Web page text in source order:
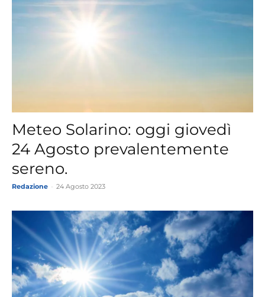
Meteo Solarino: oggi giovedì
24 Agosto prevalentemente
sereno.
Redazione 24 Agosto 2023